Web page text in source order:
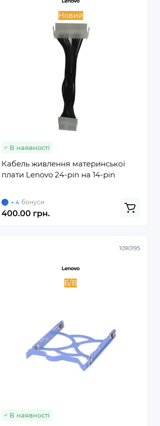
Новий
В наявності
Кабель живлення материнської
плати Lenovo 24-pin на 14-pin
+ 4 бонуси
400.00 грн.
1090195
Б/В
В наявності